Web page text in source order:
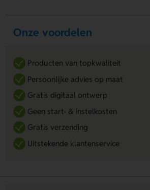
Onze voordelen
Producten van topkwaliteit
Persoonlijke advies op maat
Gratis digitaal ontwerp
Geen start- & instelkosten
Gratis verzending
Uitstekende klantenservice